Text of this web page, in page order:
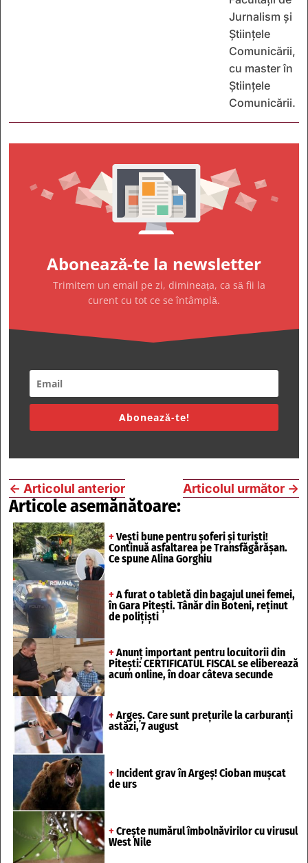
Jurnalism și
Științele
Comunicării,
cu master în
Științele
Comunicării.
Abonează-te la newsletter
Trimitem un email pe zi, dimineața, ca să fii la
curent cu tot ce se întâmplă.
Abonează-te!
← Articolul anterior Articolul următor →
Articole asemănătoare:
+ Vești bune pentru șoferi și turiști!
Continuă asfaltarea pe Transfăgărășan.
Ce spune Alina Gorghiu
+ A furat o tabletă din bagajul unei femei,
în Gara Pitești. Tânăr din Boteni, reținut
de polițiști
+ Anunț important pentru locuitorii din
Pitești: CERTIFICATUL FISCAL se eliberează
acum online, în doar câteva secunde
+ Argeș. Care sunt preţurile la carburanţi
astăzi, 7 august
+ Incident grav în Argeș! Cioban mușcat
de urs
+ Crește numărul îmbolnăvirilor cu virusul
West Nile